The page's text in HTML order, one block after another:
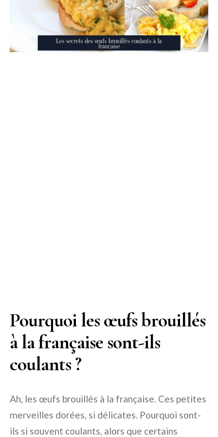
Pourquoi les œufs brouillés
à la française sont-ils
coulants ?
Ah, les œufs brouillés à la française. Ces petites
merveilles dorées, si délicates. Pourquoi sont-
ils si souvent coulants, alors que certains